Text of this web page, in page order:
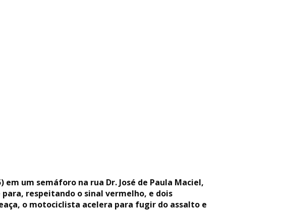
um semáforo na rua Dr. José de Paula Maciel,
respeitando o sinal vermelho, e dois
o motociclista acelera para fugir do assalto e